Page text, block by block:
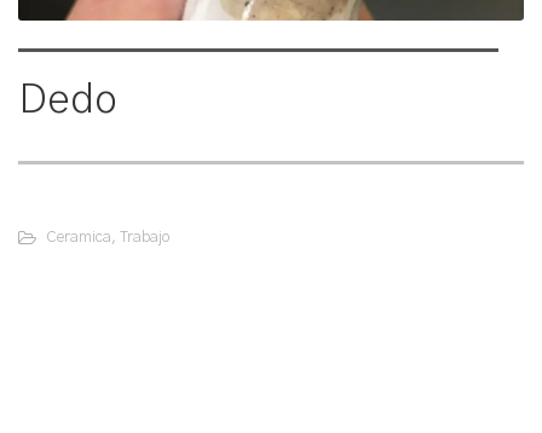
Dedo
Ceramica, Trabajo